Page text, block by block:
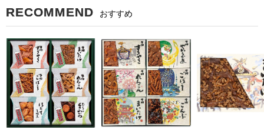
RECOMMEND おすすめ